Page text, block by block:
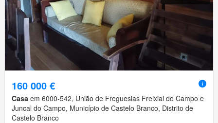
160 000 €
Casa em 6000-542, União de Freguesias Freixial do Campo e
Juncal do Campo, Município de Castelo Branco, Distrito de
Castelo Branco